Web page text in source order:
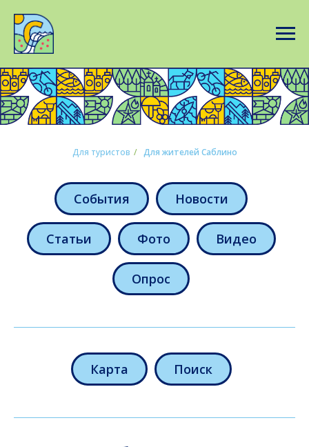
Для туристов / Для жителей Саблино
События Новости
Статьи Фото Видео
Опрос
Карта Поиск